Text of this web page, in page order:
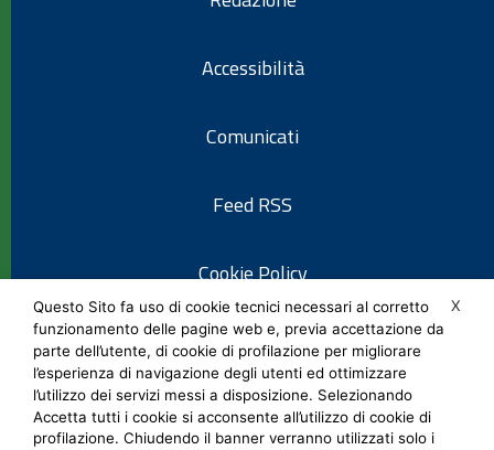
Accessibilità
Comunicati
Feed RSS
Cookie Policy
Informativa privacy
Note legali
X
Questo Sito fa uso di cookie tecnici necessari al corretto
funzionamento delle pagine web e, previa accettazione da
parte dell’utente, di cookie di profilazione per migliorare
l’esperienza di navigazione degli utenti ed ottimizzare
l’utilizzo dei servizi messi a disposizione. Selezionando
Accetta tutti i cookie si acconsente all’utilizzo di cookie di
profilazione. Chiudendo il banner verranno utilizzati solo i